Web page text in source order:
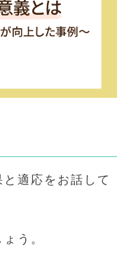
適応をお話して
う。